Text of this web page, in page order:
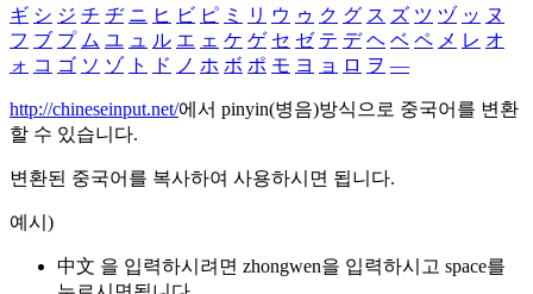
ギ シ ジ チ ヂ ニ ヒ ビ ピ ミ リ ウ ゥ ク グ ス ズ ツ ヅ ッ ヌ
フ ブ プ ム ユ ュ ル エ ェ ケ ゲ セ ゼ テ デ ヘ ベ ペ メ レ オ
ォ コ ゴ ソ ゾ ト ド ノ ホ ボ ポ モ ヨ ョ ロ ヲ ―
http://chineseinput.net/에서 pinyin(병음)방식으로 중국어를 변환
할 수 있습니다.
변환된 중국어를 복사하여 사용하시면 됩니다.
예시)
中文 을 입력하시려면 zhongwen을 입력하시고 space를